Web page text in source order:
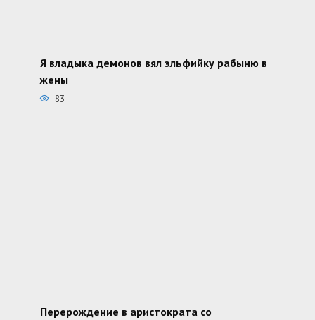
Я владыка демонов вял эльфийку рабыню в
жены
83
Перерождение в аристократа со